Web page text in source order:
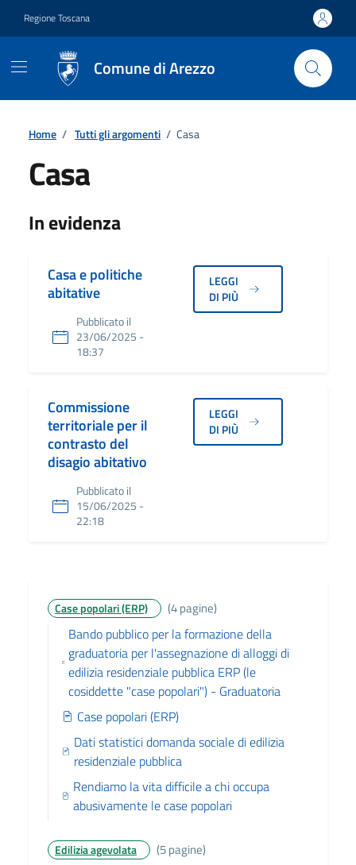
Regione Toscana
Comune di Arezzo
Home / Tutti gli argomenti / Casa
Casa
Dettagli
In evidenza
Casa e politiche
abitative
Pubblicato il
23/06/2025 -
18:37
LEGGI
DI PIÙ
Commissione
territoriale per il
contrasto del
disagio abitativo
Pubblicato il
15/06/2025 -
22:18
LEGGI
DI PIÙ
Case popolari (ERP) (4 pagine)
Bando pubblico per la formazione della
graduatoria per l'assegnazione di alloggi di
edilizia residenziale pubblica ERP (le
cosiddette "case popolari") - Graduatoria
Case popolari (ERP)
Dati statistici domanda sociale di edilizia
residenziale pubblica
Rendiamo la vita difficile a chi occupa
abusivamente le case popolari
Edilizia agevolata (5 pagine)